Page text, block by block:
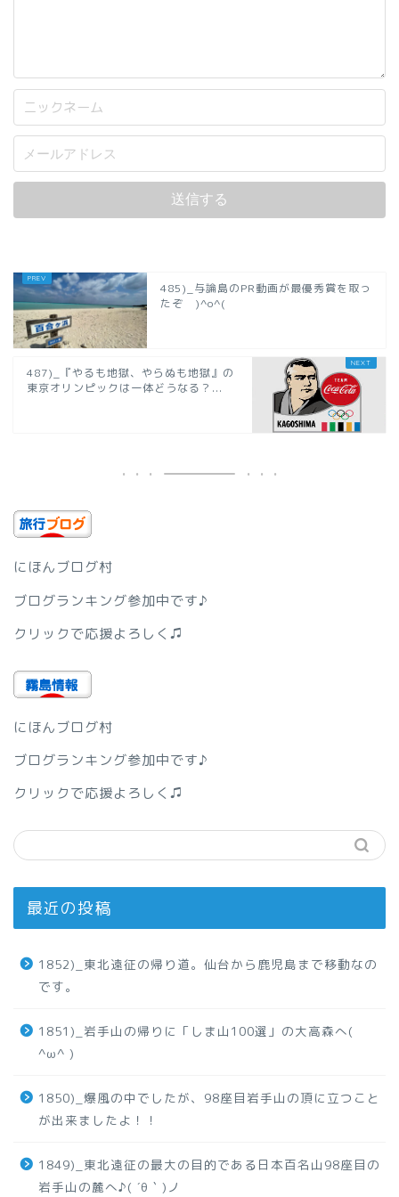
485)_与論島のPR動画が最優秀賞を取っ
たぞ )^o^(
487)_『やるも地獄、やらぬも地獄』の
東京オリンピックは一体どうなる？...
にほんブログ村
ブログランキング参加中です♪
クリックで応援よろしく♫
にほんブログ村
ブログランキング参加中です♪
クリックで応援よろしく♫
最近の投稿
1852)_東北遠征の帰り道。仙台から鹿児島まで移動なの
です。
1851)_岩手山の帰りに「しま山100選」の大高森へ(
^ω^ )
1850)_爆風の中でしたが、98座目岩手山の頂に立つこと
が出来ましたよ！！
1849)_東北遠征の最大の目的である日本百名山98座目の
岩手山の麓へ♪( ´θ｀)ノ